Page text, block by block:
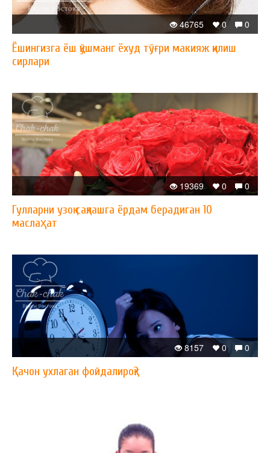
0
0
46765
Ёшингизга ёш қўшманг ёхуд тўғри макияж қилиш
сирлари
0
0
19369
Гулларни узоқ сақлашга ёрдам берадиган 10
маслаҳат
0
0
8157
Қачон ухлаган фойдалироқ?